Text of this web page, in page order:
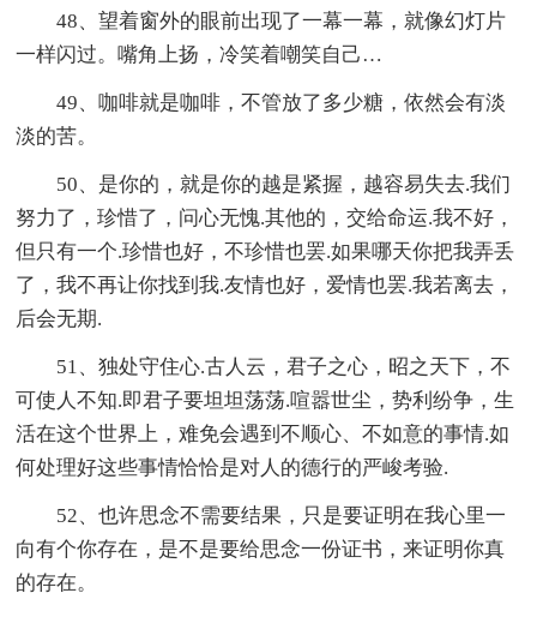
48、望着窗外的眼前出现了一幕一幕，就像幻灯片
一样闪过。嘴角上扬，冷笑着嘲笑自己…
49、咖啡就是咖啡，不管放了多少糖，依然会有淡
淡的苦。
50、是你的，就是你的越是紧握，越容易失去.我们
努力了，珍惜了，问心无愧.其他的，交给命运.我不好，
但只有一个.珍惜也好，不珍惜也罢.如果哪天你把我弄丢
了，我不再让你找到我.友情也好，爱情也罢.我若离去，
后会无期.
51、独处守住心.古人云，君子之心，昭之天下，不
可使人不知.即君子要坦坦荡荡.喧嚣世尘，势利纷争，生
活在这个世界上，难免会遇到不顺心、不如意的事情.如
何处理好这些事情恰恰是对人的德行的严峻考验.
52、也许思念不需要结果，只是要证明在我心里一
向有个你存在，是不是要给思念一份证书，来证明你真
的存在。